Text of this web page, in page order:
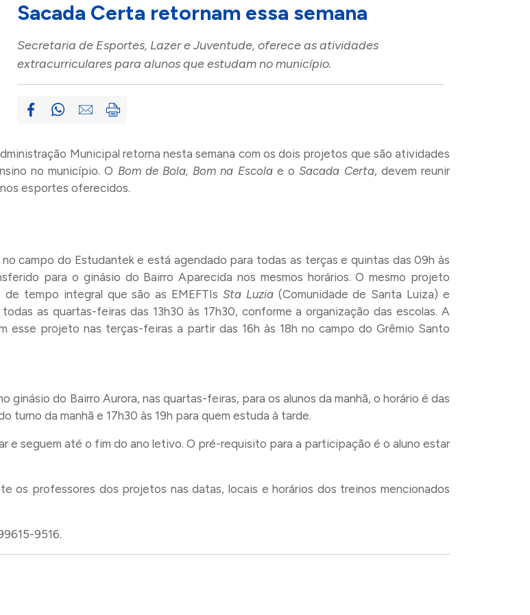
Sacada Certa retornam essa semana
Secretaria de Esportes, Lazer e Juventude, oferece as atividades
extracurriculares para alunos que estudam no município.
Municipal retorna nesta semana com os dois projetos que são atividades
no município. O Bom de Bola, Bom na Escolae oSacada Certa, devem reunir
esportes oferecidos.
campo do Estudantek e está agendado para todas as terças e quintas das 09h às
para o ginásio do Bairro Aparecida nos mesmos horários. O mesmo projeto
de tempo integral que são as EMEFTIs Sta Luzia(Comunidade de Santa Luiza) e
as quartas-feiras das 13h30 às 17h30, conforme a organização das escolas. A
projeto nas terças-feiras a partir das 16h às 18h no campo do Grêmio Santo
ginásio do Bairro Aurora, nas quartas-feiras, para os alunos da manhã, o horário é das
turno da manhã e 17h30 às 19h para quem estuda à tarde.
e seguem até o fim do ano letivo. O pré-requisito para a participação é o aluno estar
os professores dos projetos nas datas, locais e horários dos treinos mencionados
9516.